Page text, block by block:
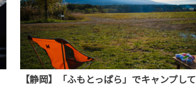
【静岡】「ふもとっぱら」でキャンプして